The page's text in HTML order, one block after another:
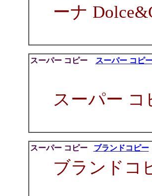
ーナ
スーパー コピー スーパー コピ
スーパー コ
スーパー コピー ブランドコピー
ブランドコ